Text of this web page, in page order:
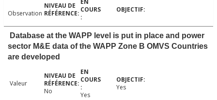
Observation
Database at the WAPP level is put in place and power
sector M&E data of the WAPP Zone B OMVS Countries
are developed
Valeur
No
Yes
Yes